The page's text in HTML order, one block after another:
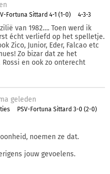
Fortuna Sittard 4-1 (1-0) 4-3-3
van 1982…. Toen werd ik
écht verliefd op het spelletje.
Zico, Junior, Eder, Falcao etc
Zo bizar dat ze het
en ook zo onterecht
geleden
PSV-Fortuna Sittard 3-0 (2-0)
noemen ze dat.
jouw gevoelens.